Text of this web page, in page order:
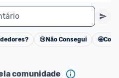
Cancelar
😢 Não Consegui 🤩
comunidade